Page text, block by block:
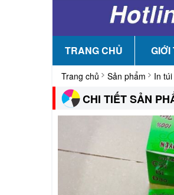
TRANG CHỦ GIỚI
Trang chủ Sản phẩm In
CHI TIẾT SẢN